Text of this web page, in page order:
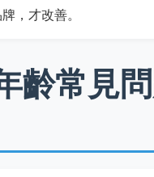
，才改善。
齡常見